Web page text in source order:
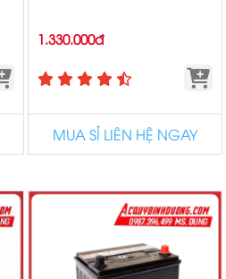
1.330.000đ
MUA SỈ LIÊN HỆ NGAY